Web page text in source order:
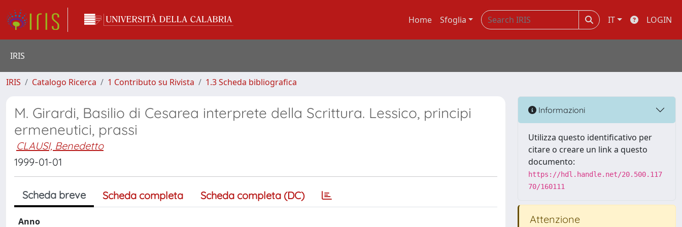
Home Sfoglia IT LOGIN
IRIS
IRIS Catalogo Ricerca 1 Contributo su Rivista 1.3 Scheda bibliografica
M. Girardi, Basilio di Cesarea interprete della Scrittura. Lessico, principi
ermeneutici, prassi
CLAUSI, Benedetto
1999-01-01
Scheda breve Scheda completa Scheda completa (DC)
Anno
Informazioni
Utilizza questo identificativo per
citare o creare un link a questo
documento:
https://hdl.handle.net/20.500.117
70/160111
Attenzione